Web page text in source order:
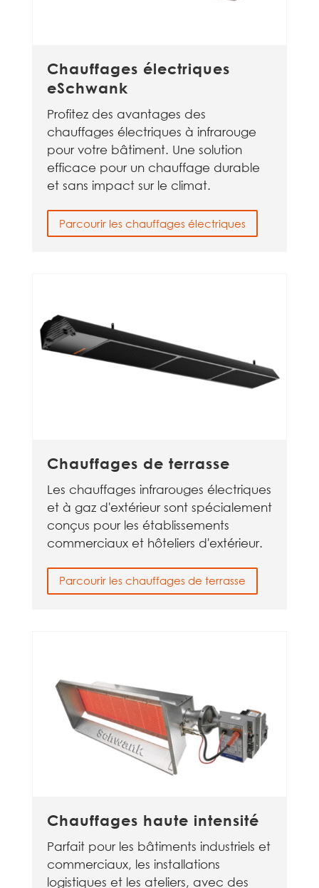
Chauffages électriques
eSchwank
Profitez des avantages des
chauffages électriques à infrarouge
pour votre bâtiment. Une solution
efficace pour un chauffage durable
et sans impact sur le climat.
Parcourir les chauffages électriques
Chauffages de terrasse
Les chauffages infrarouges électriques
et à gaz d'extérieur sont spécialement
conçus pour les établissements
commerciaux et hôteliers d'extérieur.
Parcourir les chauffages de terrasse
Chauffages haute intensité
Parfait pour les bâtiments industriels et
commerciaux, les installations
logistiques et les ateliers, avec des